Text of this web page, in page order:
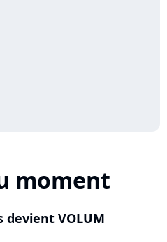
moment
devient VOLUM